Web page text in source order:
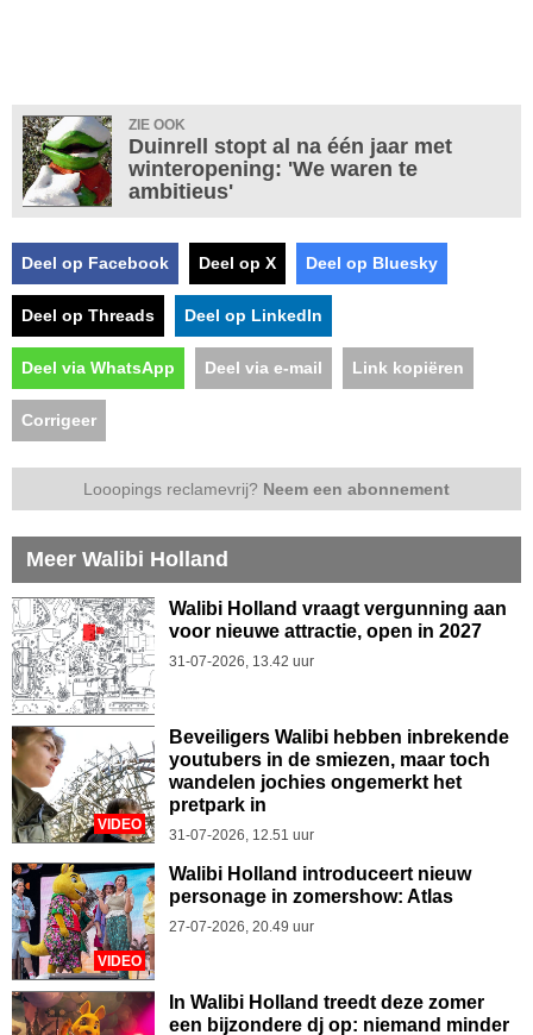
ZIE OOK
Duinrell stopt al na één jaar met
winteropening: 'We waren te
ambitieus'
Deel op Facebook Deel op X Deel op Bluesky
Deel op Threads Deel op LinkedIn
Deel via WhatsApp Deel via e-mail Link kopiëren
Corrigeer
Looopings reclamevrij? Neem een abonnement
Meer Walibi Holland
Walibi Holland vraagt vergunning aan
voor nieuwe attractie, open in 2027
31-07-2026, 13.42 uur
VIDEO
Beveiligers Walibi hebben inbrekende
youtubers in de smiezen, maar toch
wandelen jochies ongemerkt het
pretpark in
31-07-2026, 12.51 uur
VIDEO
Walibi Holland introduceert nieuw
personage in zomershow: Atlas
27-07-2026, 20.49 uur
In Walibi Holland treedt deze zomer
een bijzondere dj op: niemand minder